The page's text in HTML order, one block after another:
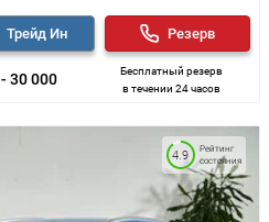
- 30 000
Трейд Ин
Бесплатный резерв
в течении 24 часов
Резерв
Рейтинг
состояния
4.9